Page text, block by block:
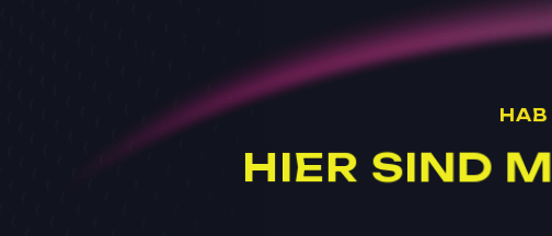
HAB
HIER SIND M